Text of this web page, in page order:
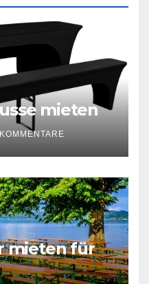
mieten
mieten für